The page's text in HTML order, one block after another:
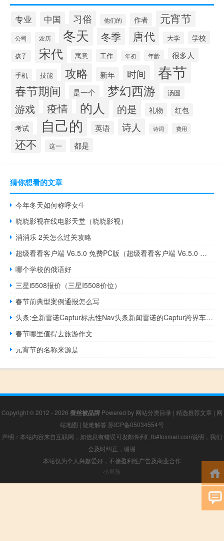
专业 中国 习俗 他们的 作者 元宵节
公司 农历 冬天 冬季 唐代 大学 学校
孩子 宋代 寓意 工作 年初 年龄 很多人
手机 技能 攻略 新年 时间 春节
春节期间 是一个 梦幻西游 汤圆
游戏 疫情 的人 的是 礼物
红包
考试
自己的 英语 诗人 诗词 费用
还不 这一 都是
猜你想看的文章
今年冬天如何称呼女生
晓晓影视在线电影天堂（晓晓影视）
消消乐 2关怎么过关攻略
超级看看客户端 V6.5.0 免费PC版（超级看看客户端 V6.5.0 免费PC版功能简介）
哪个学校的俄语好
三星i5508报价（三星I5508价位）
春节前典型案例通报怎么写
头条:全新雷诺Captur标志性Nav头条新闻雷诺的Captur跨界车更新
春节哪里值得去旅游作文
元宵节的名称来源是
Copyright © 2012 - 2026 蚕丝被品牌 Powered by 网站分类目录 | 精选推荐文章 | 网
站地图 | 疑难解答 苏ICP备05034554号
声明：本站内容来自互联网，如信息有错误可发邮件到f_fb#foxmail.com说明，我们
会及时纠正，谢谢
本站仅为个人兴趣爱好，不接盈利性广告及商业合作
小男孩